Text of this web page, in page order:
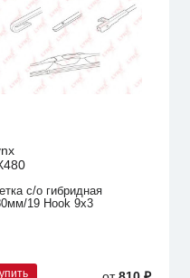
с/о гибридная
19 Hook 9х3